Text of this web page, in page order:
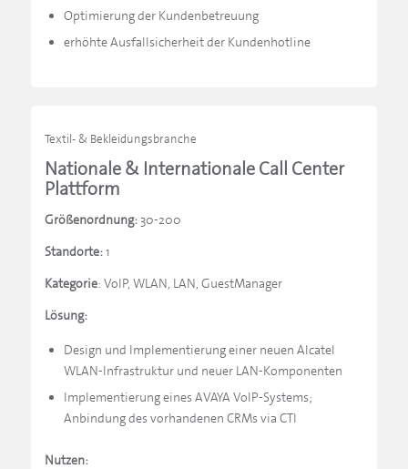
Optimierung der Kundenbetreuung
erhöhte Ausfallsicherheit der Kundenhotline
Textil- & Bekleidungsbranche
Nationale & Internationale Call Center
Plattform
Größenordnung: 30-200
Standorte:1
Kategorie: VoIP, WLAN, LAN, GuestManager
Lösung:
Design und Implementierung einer neuen Alcatel
WLAN-Infrastruktur und neuer LAN-Komponenten
Implementierung eines AVAYA VoIP-Systems;
Anbindung des vorhandenen CRMs via CTI
Nutzen: